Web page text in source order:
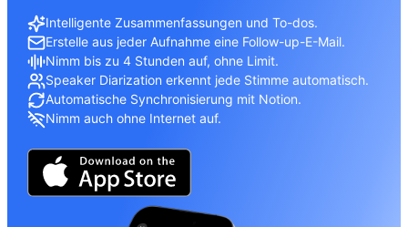
Intelligente Zusammenfassungen und To-dos.
Erstelle aus jeder Aufnahme eine Follow-up-E-Mail.
Nimm bis zu 4 Stunden auf, ohne Limit.
Speaker Diarization erkennt jede Stimme automatisch.
Automatische Synchronisierung mit Notion.
Nimm auch ohne Internet auf.